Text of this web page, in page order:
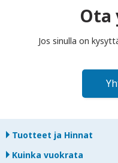
puoleenpäivään
veloitetaan maksu.Ota
Jos sinulla on
Tuotteet ja Hinnat
Kuinka vuokrata